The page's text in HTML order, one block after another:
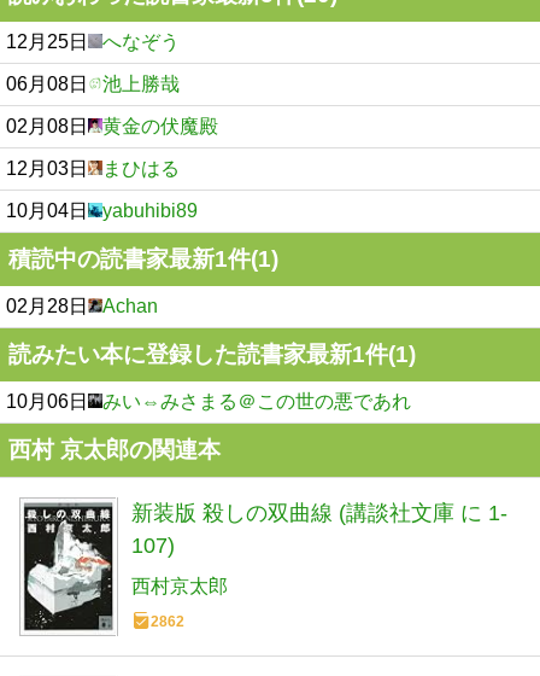
12月25日 へなぞう
06月08日 池上勝哉
02月08日 黄金の伏魔殿
12月03日 まひはる
10月04日 yabuhibi89
積読中の読書家最新1件(1)
02月28日 Achan
読みたい本に登録した読書家最新1件(1)
10月06日 みい⇔みさまる＠この世の悪であれ
西村 京太郎の関連本
新装版 殺しの双曲線 (講談社文庫 に 1-
107)
西村京太郎
2862